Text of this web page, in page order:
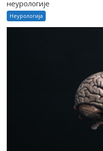
неурологије
Неурологија